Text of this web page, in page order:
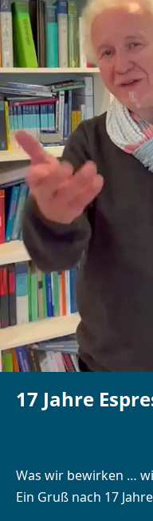
17 Jahre
Was wir bewirken …
Ein Gruß nach 17